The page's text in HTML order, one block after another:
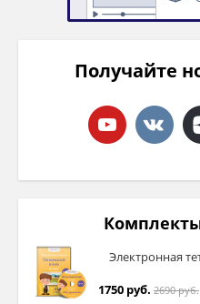
Получайте
Электронная
1750 руб. 2690 руб.